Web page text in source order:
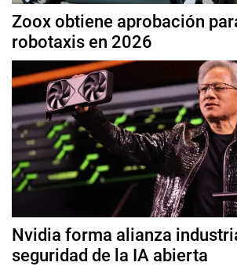
Zoox obtiene aprobación
robotaxis en 2026
Nvidia forma alianza
seguridad de la IA abierta